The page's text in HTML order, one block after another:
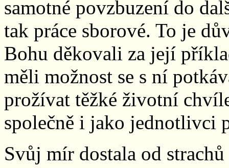
samotné povzbuzení do
tak práce sborové. To je
Bohu děkovali za její
měli možnost se s ní
prožívat těžké životní
společně i jako jednotlivci
Svůj mír dostala od